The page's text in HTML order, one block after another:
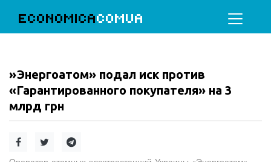
ECONOMICACOMUA
»Энергоатом» подал иск против
«Гарантированного покупателя» на 3
млрд грн